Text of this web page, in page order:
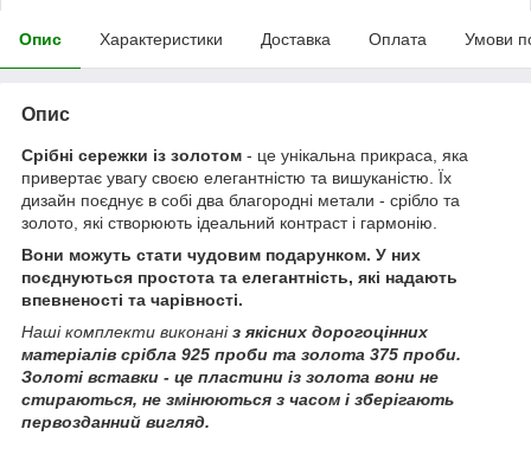
Опис Характеристики Доставка Оплата Умови
Опис
Срібні сережки із золотом - це унікальна прикраса, яка
привертає увагу своєю елегантністю та вишуканістю. Їх
дизайн поєднує в собі два благородні метали - срібло та
золото, які створюють ідеальний контраст і гармонію.
Вони можуть стати чудовим подарунком. У них
поєднуються простота та елегантність, які надають
впевненості та чарівності.
Наші комплекти виконаніз якісних дорогоцінних
матеріалів срібла 925 проби та золота 375 проби.
Золоті вставки - це пластини із золота вони не
стираються, не змінюються з часом і зберігають
первозданний вигляд.